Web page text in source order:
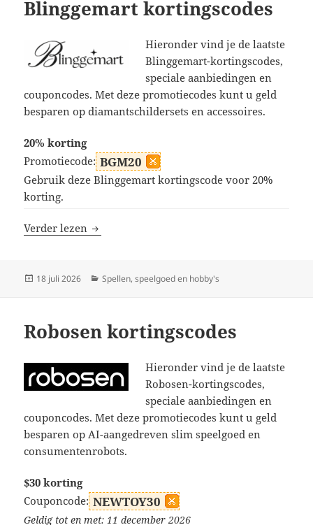
Blinggemart kortingscodes
Hieronder vind je de laatste
Blinggemart-kortingscodes,
speciale aanbiedingen en
couponcodes. Met deze promotiecodes kunt u geld
besparen op diamantschildersets en accessoires.
20% korting
Promotiecode: BGM20
Gebruik deze Blinggemart kortingscode voor 20%
korting.
Verder lezen Blinggemart kortingscodes
Geplaatst
18 juli 2026 Categorieën
Spellen, speelgoed en hobby's
Robosen kortingscodes
Hieronder vind je de laatste
Robosen-kortingscodes,
speciale aanbiedingen en
couponcodes. Met deze promotiecodes kunt u geld
besparen op AI-aangedreven slim speelgoed en
consumentenrobots.
$30 korting
Couponcode: NEWTOY30
Geldig tot en met: 11 december 2026